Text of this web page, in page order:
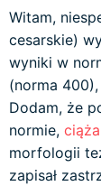
Witam,
cesarskie)
wyniki w
(norma
Dodam, że
normie, ciąża
morfologii
zapisał